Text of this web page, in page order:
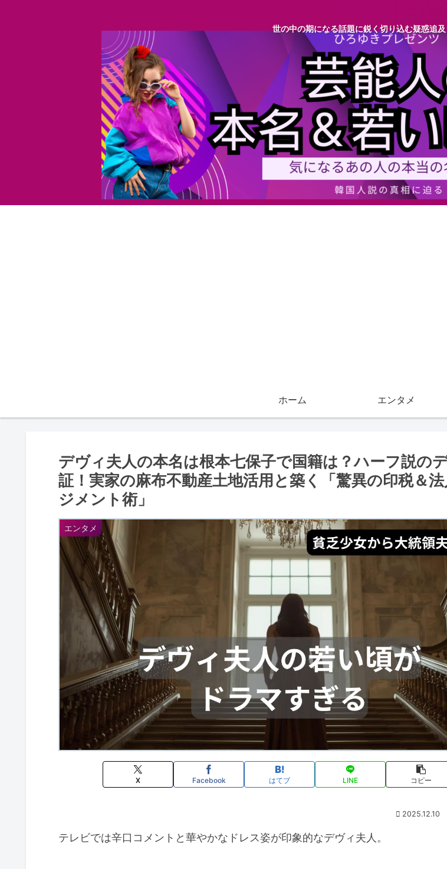
世の中の期になる話題に鋭く切り込む疑惑追
ホーム エンタメ
デヴィ夫人の本名は根本七保子で国籍は？ハーフ説の
証！実家の麻布不動産土地活用と築く「驚異の印税＆
ジメント術」
エンタメ
X Facebook はてブ LINE コピー
2025.12.10
テレビでは辛口コメントと華やかなドレス姿が印象的なデヴィ夫人。